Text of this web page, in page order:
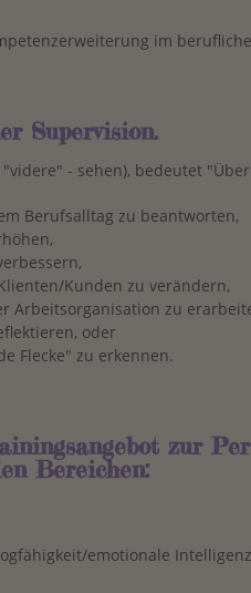
im
Supervision.
- sehen), bedeutet
Berufsalltag zu beantworten,
Kunden zu verändern,
Arbeitsorganisation zu
oder
Flecke" zu erkennen.
zur
Bereichen:
emotionale Intelligenz